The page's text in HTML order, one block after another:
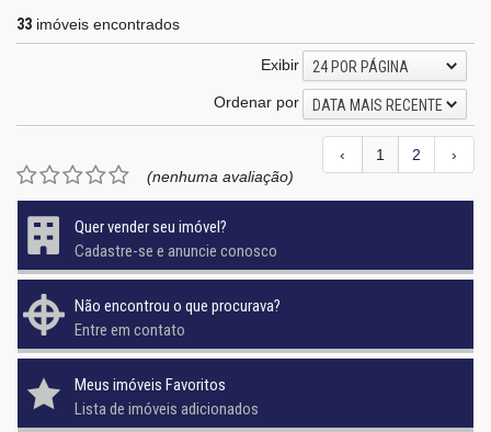
33 imóveis encontrados
Exibir
24 POR PÁGINA
Ordenar por
DATA MAIS RECENTE
‹ 1 2
›
(nenhuma avaliação)
Quer vender seu imóvel?
Cadastre-se e anuncie conosco
Não encontrou o que procurava?
Entre em contato
Meus imóveis Favoritos
Lista de imóveis adicionados